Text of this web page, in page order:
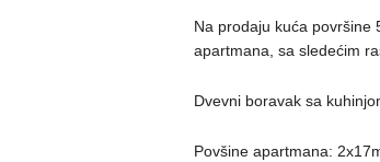
Na prodaju kuća površine
apartmana, sa sledećim
Dvevni boravak sa
Povšine apartmana: